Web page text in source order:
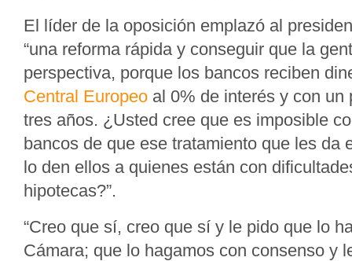
El líder de la oposición emplazó al
“una reforma rápida y conseguir que la
perspectiva, porque los bancos reciben
Central Europeo al 0% de interés y con un
tres años. ¿Usted cree que es imposible
bancos de que ese tratamiento que les da
lo den ellos a quienes están con
hipotecas?”.
“Creo que sí, creo que sí y le pido que lo
Cámara; que lo hagamos con consenso y